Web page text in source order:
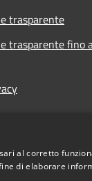
trasparente
trasparente fino
al corretto
di elaborare